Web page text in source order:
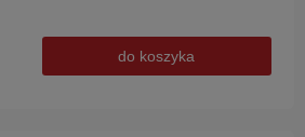
do koszyka